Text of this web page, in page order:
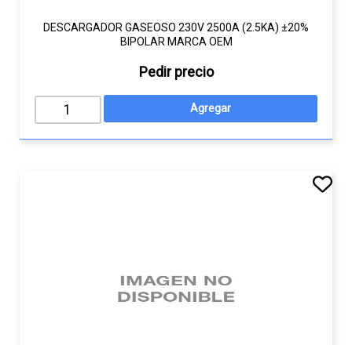
DESCARGADOR GASEOSO 230V 2500A (2.5KA) ±20%
BIPOLAR MARCA OEM
Pedir precio